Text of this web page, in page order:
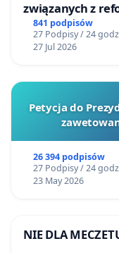
związanych z
841 podpisów
27 Podpisy / 24
27 Jul 2026
Petycja do
26 394 podpisów
27 Podpisy / 24
23 May 2026
NIE DLA